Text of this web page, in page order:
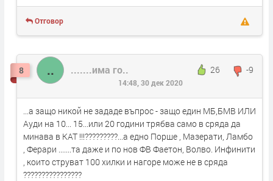
Отговор
8 .. .......има го.. 26 -9
14:48, 30 дек 2020
...а защо никой не зададе въпрос - защо един МБ,БМВ ИЛИ
Ауди на 10... 15...или 20 години трябва само в сряда да
минава в КАТ !!!?????????...а едно Порше , Мазерати, Ламбо
, Ферари .......та даже и по нов ФВ Фаетон, Волво. Инфинити
, които струват 100 хилки и нагоре може не в сряда
????????????????